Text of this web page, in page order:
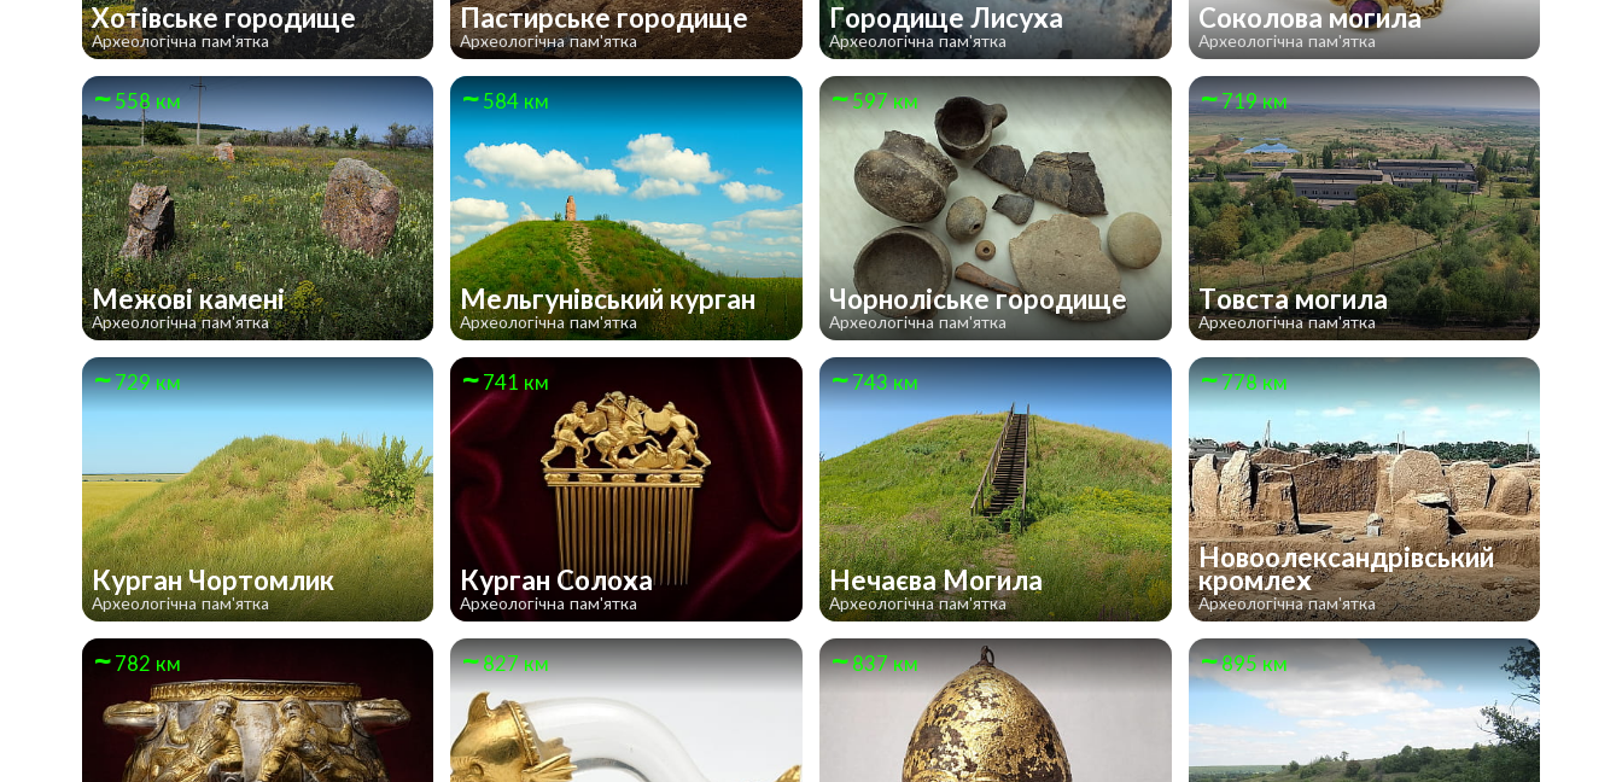
Хотівське городище
Археологічна пам'ятка
Пастирське городище
Археологічна пам'ятка
Городище Лисуха
Археологічна пам'ятка
Соколова могила
Археологічна пам'ятка
558 км
Межові камені
Археологічна пам'ятка
584 км
Мельгунівський курган
Археологічна пам'ятка
597 км
Чорноліське городище
Археологічна пам'ятка
719 км
Товста могила
Археологічна пам'ятка
729 км
Курган Чортомлик
Археологічна пам'ятка
741 км
Курган Солоха
Археологічна пам'ятка
743 км
Нечаєва Могила
Археологічна пам'ятка
778 км
Новоолександрівський
кромлех
Археологічна пам'ятка
782 км 827 км 837 км 895 км